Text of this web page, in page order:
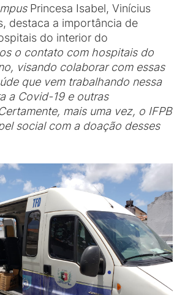
Princesa Isabel, Vinícius
destaca a importância de
do interior do
o contato com hospitais do
visando colaborar com essas
que vem trabalhando nessa
a Covid-19 e outras
mais uma vez, o IFPB
social com a doação desses